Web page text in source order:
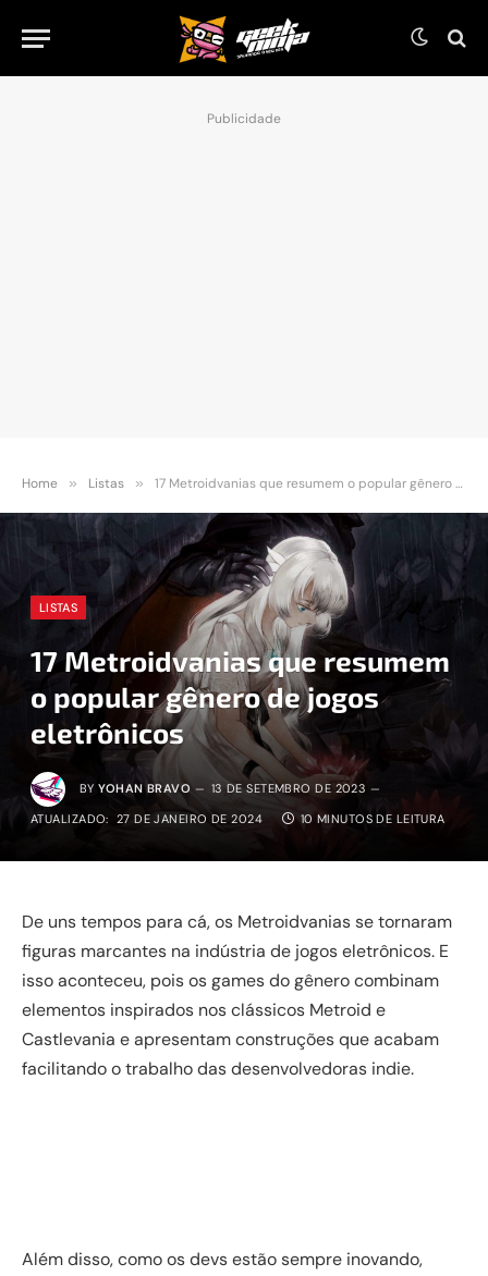
Publicidade
Home » Listas » 17 Metroidvanias que resumem o popular gênero de jogos eletrônicos
LISTAS
17 Metroidvanias que resumem
o popular gênero de jogos
eletrônicos
BY YOHAN BRAVO 13 DE SETEMBRO DE 2023
ATUALIZADO: 27 DE JANEIRO DE 2024 10 MINUTOS DE LEITURA
De uns tempos para cá, os Metroidvanias se tornaram
figuras marcantes na indústria de jogos eletrônicos. E
isso aconteceu, pois os games do gênero combinam
elementos inspirados nos clássicos Metroid e
Castlevania e apresentam construções que acabam
facilitando o trabalho das desenvolvedoras indie.
Além disso, como os devs estão sempre inovando,